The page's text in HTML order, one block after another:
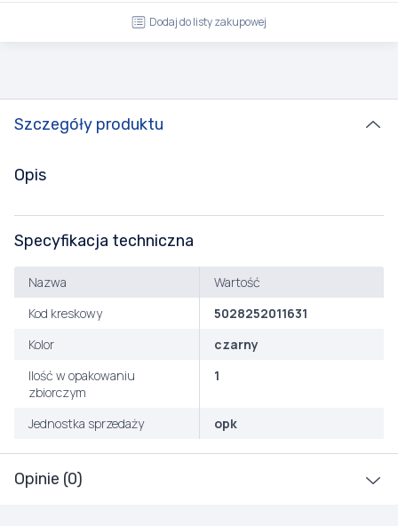
Dodaj do listy zakupowej
Szczegóły produktu
Opinie (0)
Opis
Specyfikacja techniczna
Nazwa
Wartość
Kod kreskowy
5028252011631
Kolor
czarny
Ilość w opakowaniu
zbiorczym
1
Jednostka sprzedaży opk